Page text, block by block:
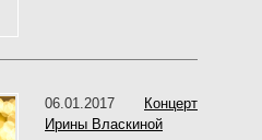
06.01.2017
Концерт
Ирины Власкиной